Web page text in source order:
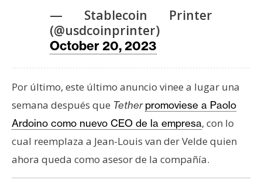
— Stablecoin Printer
(@usdcoinprinter)
October 20, 2023
Por último, este último anuncio vinee a lugar una
semana después que Tether promoviese a Paolo
Ardoino como nuevo CEO de la empresa, con lo
cual reemplaza a Jean-Louis van der Velde quien
ahora queda como asesor de la compañía.